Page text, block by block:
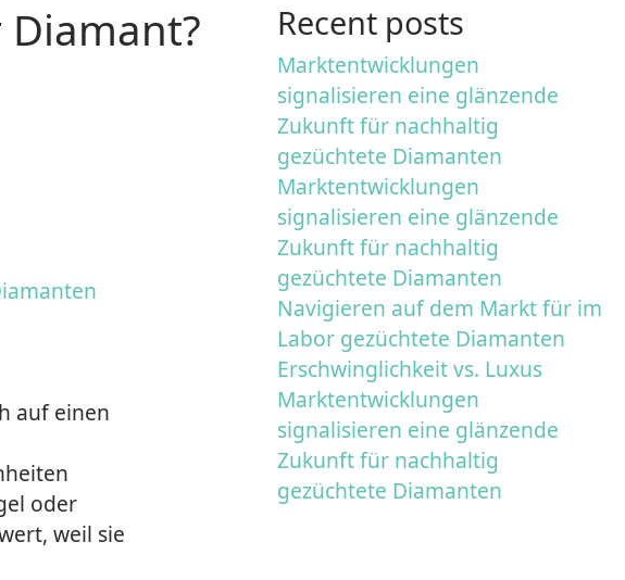
auf einen
oder
weil sie
Recent posts
Marktentwicklungen
signalisieren eine glänzende
Zukunft für nachhaltig
gezüchtete Diamanten
Marktentwicklungen
signalisieren eine glänzende
Zukunft für nachhaltig
gezüchtete Diamanten
Navigieren auf dem Markt für im
Labor gezüchtete Diamanten
Erschwinglichkeit vs. Luxus
Marktentwicklungen
signalisieren eine glänzende
Zukunft für nachhaltig
gezüchtete Diamanten